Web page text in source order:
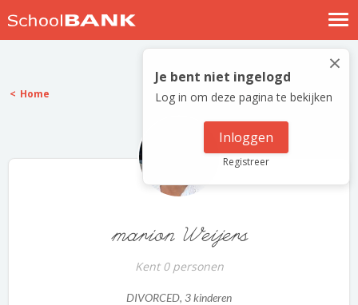
Nostalgische verhalen
Log in
Meld je gratis aan
×
Je bent niet ingelogd
Log in om deze pagina te bekijken
Inloggen
Registreer
Home
marion Weijers
Kent 0 personen
DIVORCED, 3 kinderen